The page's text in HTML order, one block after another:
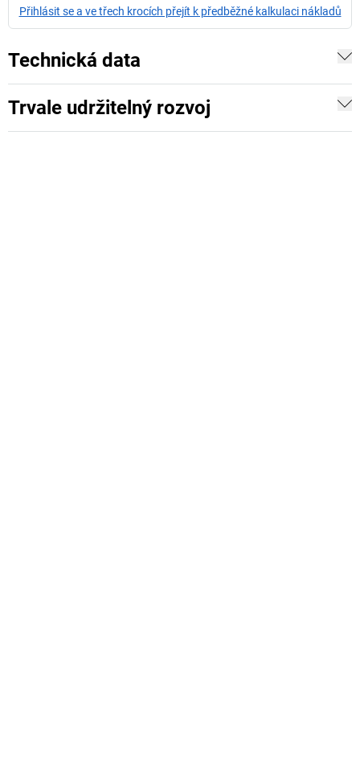
Přihlásit se a ve třech krocích přejít k předběžné kalkulaci nákladů
Technická data
Trvale udržitelný rozvoj